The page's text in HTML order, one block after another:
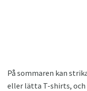
På sommaren kan
eller lätta T-shirts, och